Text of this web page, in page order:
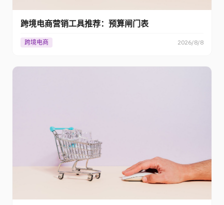
跨境电商营销工具推荐：预算闸门表
跨境电商 2026/8/8